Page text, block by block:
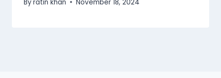
Byratin khan November 18, 2024